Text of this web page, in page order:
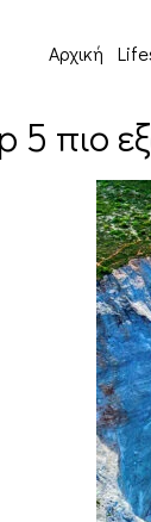
Αρχική
5 πιο